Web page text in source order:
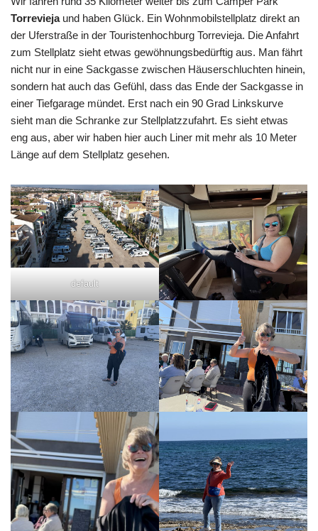
Torreviejaund haben Glück. Ein Wohnmobilstellplatz direkt an
der Uferstraße in der Touristenhochburg Torrevieja. Die Anfahrt
zum Stellplatz sieht etwas gewöhnungsbedürftig aus. Man fährt
nicht nur in eine Sackgasse zwischen Häuserschluchten hinein,
sondern hat auch das Gefühl, dass das Ende der Sackgasse in
einer Tiefgarage mündet. Erst nach ein 90 Grad Linkskurve
sieht man die Schranke zur Stellplatzzufahrt. Es sieht etwas
eng aus, aber wir haben hier auch Liner mit mehr als 10 Meter
Länge auf dem Stellplatz gesehen.
default